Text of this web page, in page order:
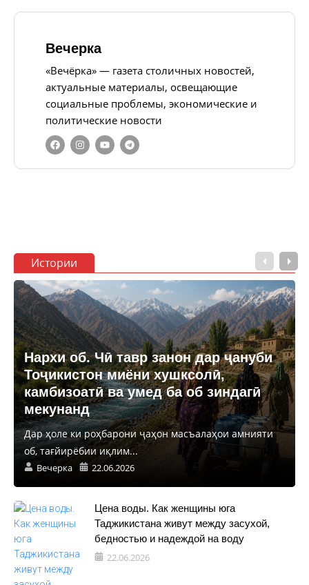
Вечерка
«Вечёрка» — газета столичных новостей,
актуальные материалы, освещающие
социальные проблемы, экономические и
политические новости
Истории
Нархи об. Чӣ тавр занон дар ҷануби
Тоҷикистон миёни хушксолӣ,
камбизоатӣ ва умед ба об зиндагӣ
мекунанд
Дар ҳоле ки роҳбарони ҷаҳон масъалаҳои амнияти
об, тағйирёбии иқлим...
Вечерка 22.06.2026
Цена воды. Как женщины юга
Таджикистана живут между засухой,
бедностью и надеждой на воду
22.06.2026